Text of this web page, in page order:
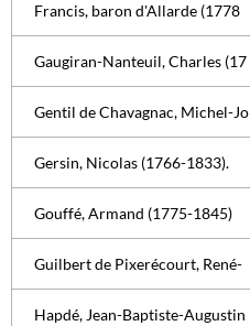
Francis, baron d'Allarde (1778
Gaugiran-Nanteuil, Charles (17
Gentil de Chavagnac, Michel-Jo
Gersin, Nicolas (1766-1833).
Gouffé, Armand (1775-1845)
Guilbert de Pixerécourt, René-
Hapdé, Jean-Baptiste-Augustin